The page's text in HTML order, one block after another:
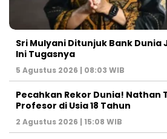
Sri Mulyani Ditunjuk Bank Dunia
Ini Tugasnya
5 Agustus 2026 | 08:03 WIB
Pecahkan Rekor Dunia! Nathan
Profesor di Usia 18 Tahun
2 Agustus 2026 | 15:08 WIB